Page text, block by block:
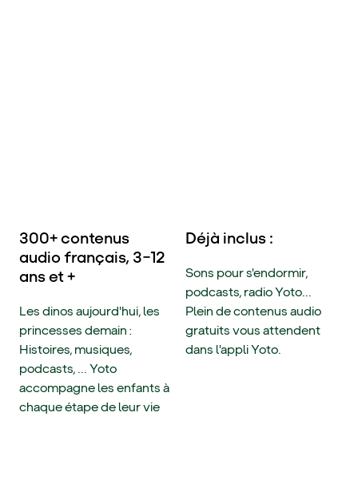
300+ contenus
audio français, 3–12
ans et +
Les dinos aujourd'hui, les
princesses demain :
Histoires, musiques,
podcasts, ... Yoto
accompagne les enfants à
chaque étape de leur vie
Déjà inclus :
Sons pour s'endormir,
podcasts, radio Yoto...
Plein de contenus audio
gratuits vous attendent
dans l'appli Yoto.